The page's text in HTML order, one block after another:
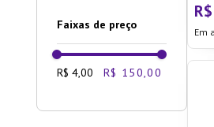
Faixas de preço
R$ 4,00 R$ 150,00
R$
Em